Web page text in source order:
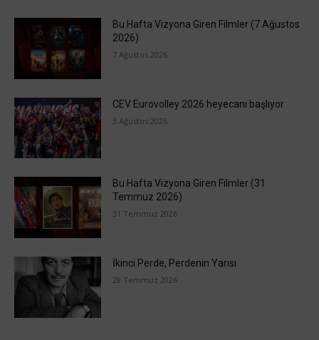
Bu Hafta Vizyona Giren Filmler (7 Ağustos
2026)
7 Ağustos 2026
CEV Eurovolley 2026 heyecanı başlıyor
3 Ağustos 2026
Bu Hafta Vizyona Giren Filmler (31
Temmuz 2026)
31 Temmuz 2026
İkinci Perde, Perdenin Yarısı
28 Temmuz 2026